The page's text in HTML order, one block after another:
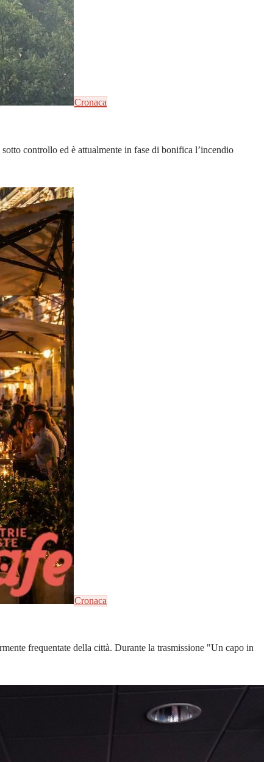
Cronaca
controllo ed è attualmente in fase di bonifica l’incendio
Cronaca
frequentate della città. Durante la trasmissione "Un capo in